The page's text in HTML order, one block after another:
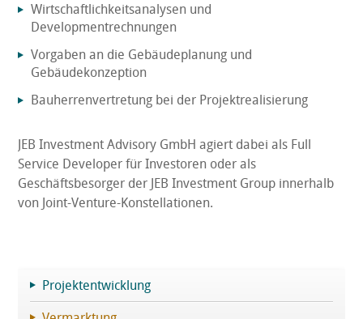
Wirtschaftlichkeitsanalysen und
Developmentrechnungen
Vorgaben an die Gebäudeplanung und
Gebäudekonzeption
Bauherrenvertretung bei der Projektrealisierung
JEB Investment Advisory GmbH agiert dabei als Full
Service Developer für Investoren oder als
Geschäftsbesorger der JEB Investment Group innerhalb
von Joint-Venture-Konstellationen.
Projektentwicklung